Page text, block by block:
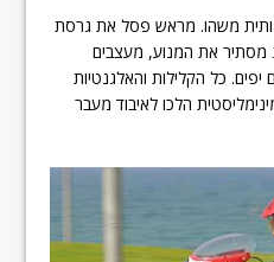
משהו. מראש פסל את גרסת
מסתיר את המנוע, מעצבים
כל הקלילות והאלגנטיות
הלכו לאיבוד מעבר